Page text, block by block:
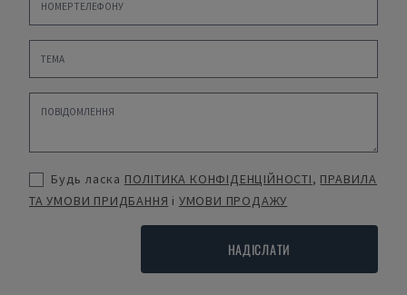
Будь ласка ПОЛІТИКА КОНФІДЕНЦІЙНОСТІ, ПРАВИЛА
ТА УМОВИ ПРИДБАННЯ і УМОВИ ПРОДАЖУ
НАДІСЛАТИ